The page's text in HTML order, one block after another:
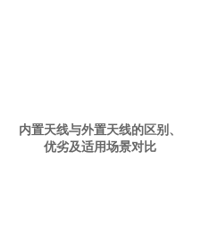
内置天线与外置天线的区别、
优劣及适用场景对比